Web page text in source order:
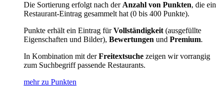
Die Sortierung erfolgt nach derAnzahl von Punkten, die ein
Restaurant-Eintrag gesammelt hat (0 bis 400 Punkte).
Punkte erhält ein Eintrag fürVollständigkeit(ausgefüllte
Eigenschaften und Bilder), Bewertungen und Premium.
In Kombination mit derFreitextsuche zeigen wir vorrangig
zum Suchbegriff passende Restaurants.
mehr zu Punkten